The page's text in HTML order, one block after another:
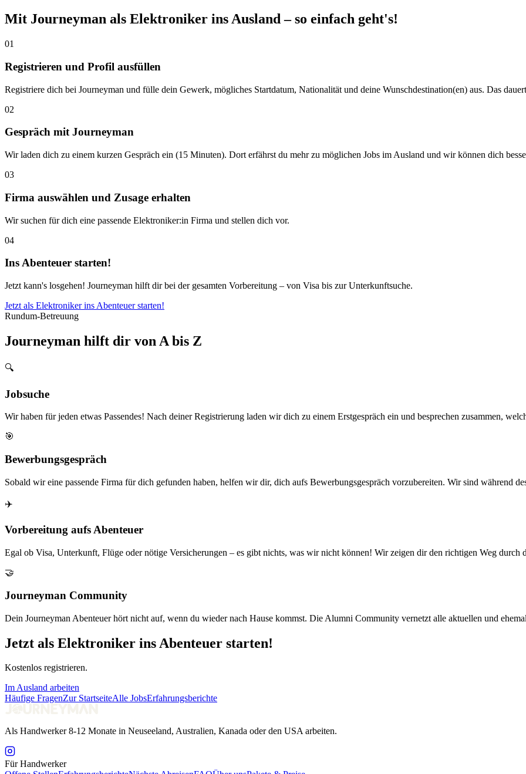
Mit Journeyman als Elektroniker ins Ausland – so einfach geht's!
01
Registrieren und Profil ausfüllen
Registriere dich bei Journeyman und fülle dein Gewerk, mögliches Startdatum, Nationalität und deine Wunschdestination(en) aus. Das
02
Gespräch mit Journeyman
Wir laden dich zu einem kurzen Gespräch ein (15 Minuten). Dort erfährst du mehr zu möglichen Jobs im Ausland und wir können dich
03
Firma auswählen und Zusage erhalten
Wir suchen für dich eine passende Elektroniker:in Firma und stellen dich vor.
04
Ins Abenteuer starten!
Jetzt kann's losgehen! Journeyman hilft dir bei der gesamten Vorbereitung – von Visa bis zur Unterkunftsuche.
Jetzt als Elektroniker ins Abenteuer starten!
Rundum-Betreuung
Journeyman hilft dir von A bis Z
🔍
Jobsuche
Wir haben für jeden etwas Passendes! Nach deiner Registrierung laden wir dich zu einem Erstgespräch ein und besprechen zusammen,
🎯
Bewerbungsgespräch
Sobald wir eine passende Firma für dich gefunden haben, helfen wir dir, dich aufs Bewerbungsgespräch vorzubereiten. Wir sind während
✈️
Vorbereitung aufs Abenteuer
Egal ob Visa, Unterkunft, Flüge oder nötige Versicherungen – es gibt nichts, was wir nicht können! Wir zeigen dir den richtigen Weg durch
🤝
Journeyman Community
Dein Journeyman Abenteuer hört nicht auf, wenn du wieder nach Hause kommst. Die Alumni Community vernetzt alle aktuellen und
Jetzt als Elektroniker ins Abenteuer starten!
Kostenlos registrieren.
Im Ausland arbeiten
Häufige FragenZur StartseiteAlle JobsErfahrungsberichte
Als Handwerker 8-12 Monate in Neuseeland, Australien, Kanada oder den USA arbeiten.
Für Handwerker